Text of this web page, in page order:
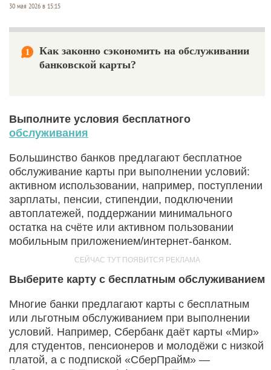
30 мая 2026 в 15:15
1
Как законно сэкономить на обслуживании
банковской карты?
Выполните условия бесплатного
обслуживания
Большинство банков предлагают бесплатное
обслуживание карты при выполнении условий:
активном использовании, например, поступлении
зарплаты, пенсии, стипендии, подключении
автоплатежей, поддержании минимального
остатка на счёте или активном пользовании
мобильным приложением/интернет‑банком.
Выберите карту с бесплатным обслуживанием
Многие банки предлагают карты с бесплатным
или льготным обслуживанием при выполнении
условий. Например, Сбербанк даёт карты «Мир»
для студентов, пенсионеров и молодёжи с низкой
платой, а с подпиской «СберПрайм» —